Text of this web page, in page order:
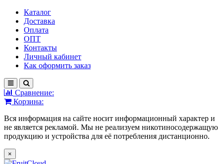
Каталог
Доставка
Оплата
ОПТ
Контакты
Личный кабинет
Как оформить заказ
Сравнение:
Корзина:
Вся информация на сайте носит информационный характер и
не является рекламой. Мы не реализуем никотиносодержащую
продукцию и устройства для её потребления дистанционно.
×